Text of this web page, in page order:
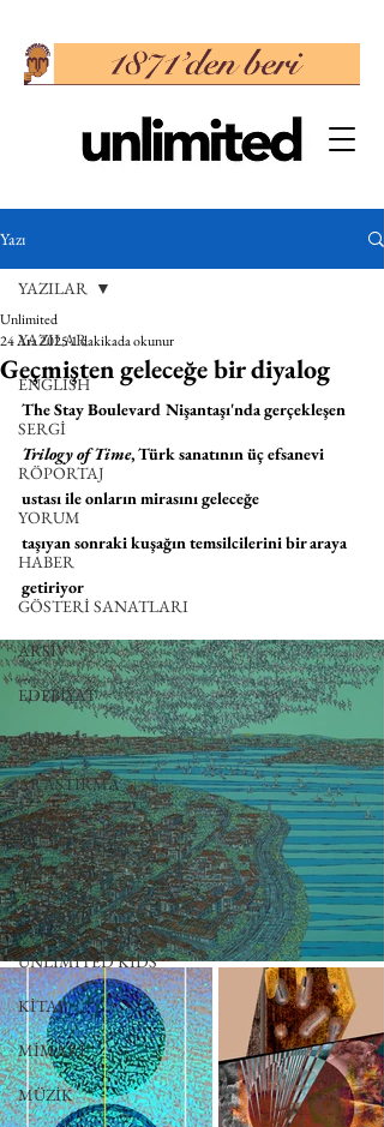
Yazı
YAZILAR
ENGLISH
SERGİ
RÖPORTAJ
YORUM
HABER
GÖSTERİ SANATLARI
ARŞİV
EDEBİYAT
SİNEMA
ARAŞTIRMA
BİENAL
TASARIM
ÇALIŞMA
UNLIMITED KIDS
KİTAP
MİMARİ
MÜZİK
YAZILAR
Geçmişten geleceğe bir diyalog
Unlimited
24 Ara 20251 dakikada okunur
The Stay Boulevard Nişantaşı'nda gerçekleşen
Trilogy of Time, Türk sanatının üç efsanevi
ustası ile onların mirasını geleceğe
taşıyan sonraki kuşağın temsilcilerini bir araya
getiriyor